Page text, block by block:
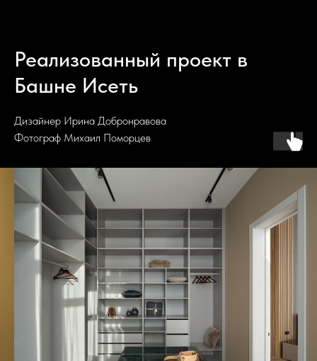
Реализованный проект в
Башне Исеть
Дизайнер Ирина Добронравова
Фотограф Михаил Поморцев